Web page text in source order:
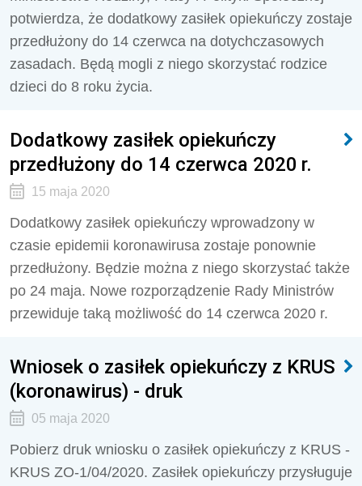
potwierdza, że dodatkowy zasiłek opiekuńczy zostaje
przedłużony do 14 czerwca na dotychczasowych
zasadach. Będą mogli z niego skorzystać rodzice
dzieci do 8 roku życia.
Dodatkowy zasiłek opiekuńczy
przedłużony do 14 czerwca 2020 r.
15 maja 2020
Dodatkowy zasiłek opiekuńczy wprowadzony w
czasie epidemii koronawirusa zostaje ponownie
przedłużony. Będzie można z niego skorzystać także
po 24 maja. Nowe rozporządzenie Rady Ministrów
przewiduje taką możliwość do 14 czerwca 2020 r.
Wniosek o zasiłek opiekuńczy z KRUS
(koronawirus) - druk
05 maja 2020
Pobierz druk wniosku o zasiłek opiekuńczy z KRUS -
KRUS ZO-1/04/2020. Zasiłek opiekuńczy przysługuje